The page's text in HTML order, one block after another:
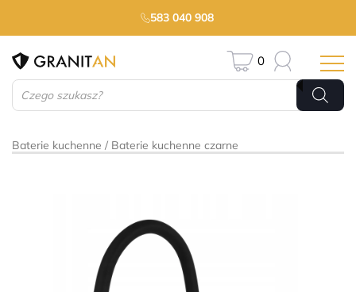
583 040 908
Wyszukiwarka
produktów
0
Baterie kuchenne Baterie kuchenne czarne